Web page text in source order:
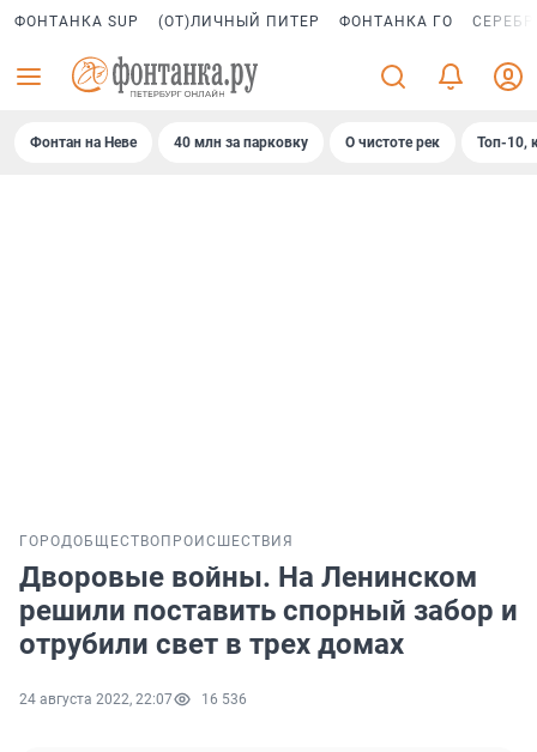
ФОНТАНКА SUP (ОТ)ЛИЧНЫЙ ПИТЕР ФОНТАНКА ГО
Фонтан на Неве 40 млн за парковку О чистоте рек Топ-10,
ГОРОДОБЩЕСТВО ПРОИСШЕСТВИЯ
Дворовые войны. На Ленинском
решили поставить спорный забор и
отрубили свет в трех домах
24 августа 2022, 22:07 16 536